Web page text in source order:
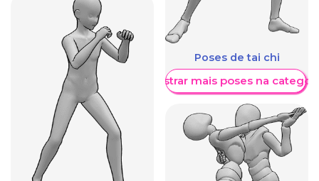
Poses de tai chi
Mostrar mais poses na